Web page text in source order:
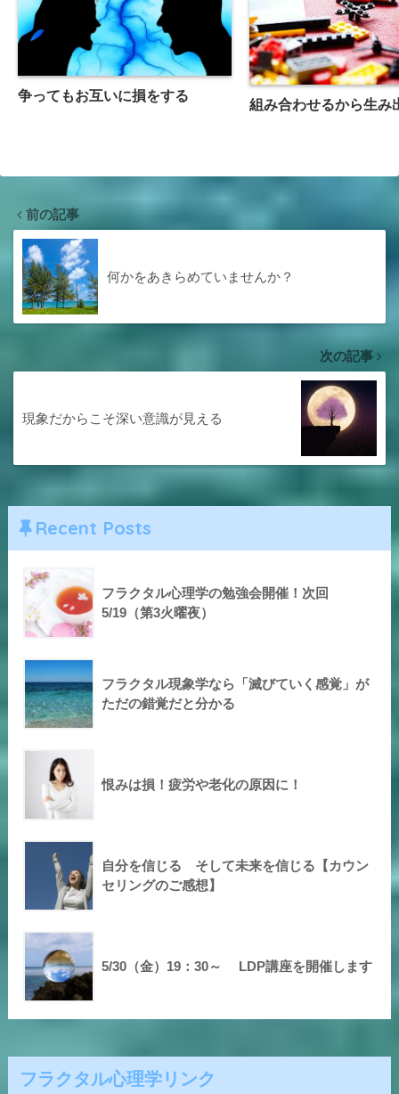
争ってもお互いに損をする
組み合わせるから生み
前の記事
何かをあきらめていませんか？
次の記事
現象だからこそ深い意識が見える
Recent Posts
フラクタル心理学の勉強会開催！次回
5/19（第3火曜夜）
フラクタル現象学なら「滅びていく感覚」が
ただの錯覚だと分かる
恨みは損！疲労や老化の原因に！
自分を信じる そして未来を信じる【カウン
セリングのご感想】
5/30（金）19：30～ LDP講座を開催します
フラクタル心理学リンク